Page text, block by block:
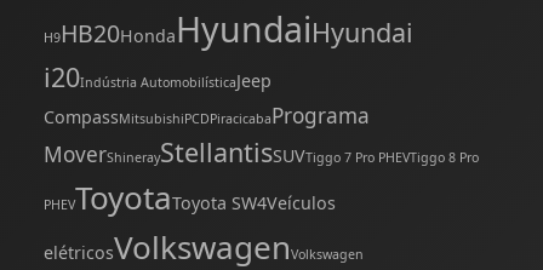
H9HB20HondaHyundaiHyundai
i20Indústria AutomobilísticaJeep
CompassMitsubishiPCDPiracicabaPrograma
MoverShinerayStellantisSUVTiggo 7 Pro PHEVTiggo 8 Pro
PHEVToyotaToyota SW4Veículos
elétricosVolkswagenVolkswagen